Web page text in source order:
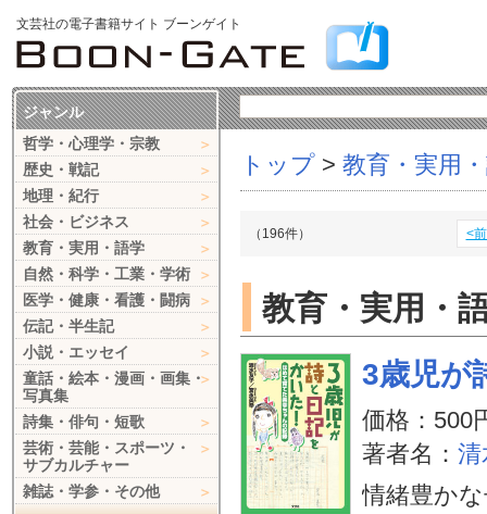
文芸社の電子書籍サイト ブーンゲイト
トップ > 教育・実用
（196件） <
教育・実用・
3歳児が
価格：500
著者名： 清
情緒豊か
ジャンル
哲学・心理学・宗教
歴史・戦記
地理・紀行
社会・ビジネス
教育・実用・語学
自然・科学・工業・学術
医学・健康・看護・闘病
伝記・半生記
小説・エッセイ
童話・絵本・漫画・画集・
写真集
詩集・俳句・短歌
芸術・芸能・スポーツ・
サブカルチャー
雑誌・学参・その他